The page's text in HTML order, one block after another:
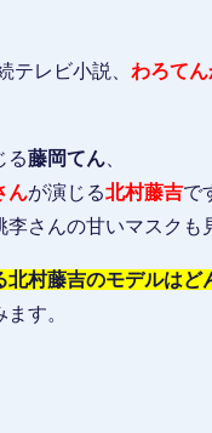
テレビ小説、 わろてん
る藤岡てん
んが演じる北村藤吉で
さんの甘いマスクも
村藤吉のモデルはど
す。